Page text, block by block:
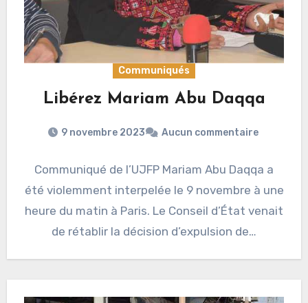
Communiqués
Libérez Mariam Abu Daqqa
9 novembre 2023 Aucun commentaire
Communiqué de l’UJFP Mariam Abu Daqqa a
été violemment interpelée le 9 novembre à une
heure du matin à Paris. Le Conseil d’État venait
de rétablir la décision d’expulsion de…